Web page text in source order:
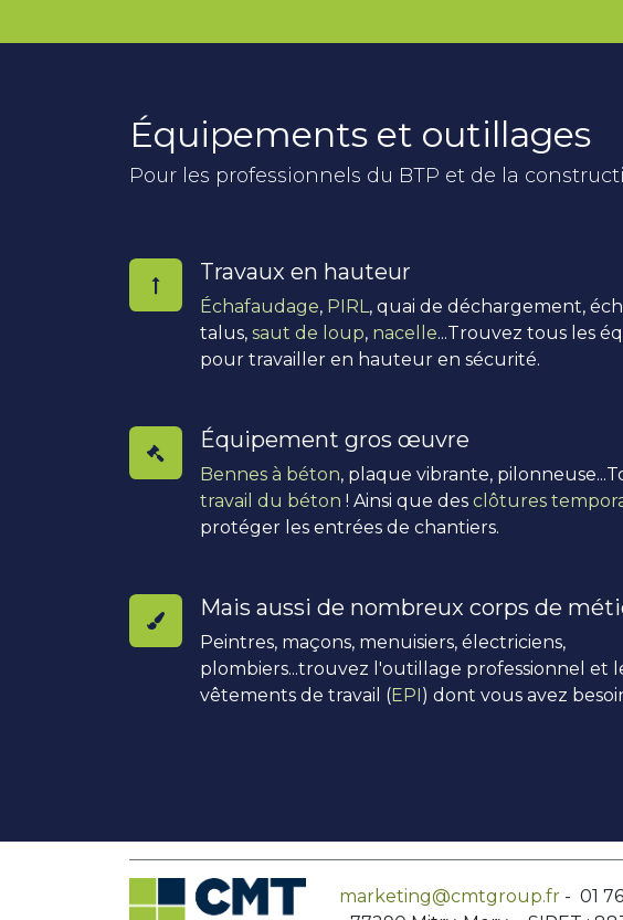
Équipements et outillages
Pour les professionnels du BTP et de la
Travaux en hauteur
Échafaudage, PIRL , quai de déchargement,
talus, saut de loup, nacelle...Trouvez tous les
pour travailler en hauteur en sécurité.
Équipement gros œuvre
Bennes à béton, plaque vibrante,
travail du béton ! Ainsi que des clôtures
protéger les entrées de chantiers.
Mais aussi de nombreux corps de
Peintres, maçons, menuisiers, électriciens,
plombiers...trouvez l'outillage professionnel et
vêtements de travail (EPI) dont vous avez
marketing@cmtgroup.fr - 01